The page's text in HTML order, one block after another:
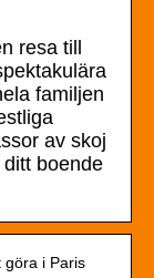
resa till
familjen
av skoj
boende
göra i Paris